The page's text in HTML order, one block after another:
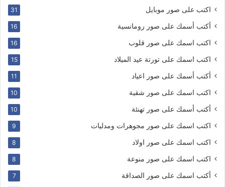
اكتب على صور موبايل 31
أكتب أسمك على صور رومانسية 16
اكتب اسمك على صور قلوب 16
اكتب اسمك على تورتة عيد الميلاد 15
أكتب أسمك على صور اعياد 11
اكتب اسمك على صور شقية 10
أكتب أسمك على صور تهنئة 10
اكتب اسمك على صور مجوهرات ومدليات 9
اكتب اسمك على صور اولاد 8
اكتب اسمك على صور منوعة 8
أكتب اسمك على صور الصداقة 7